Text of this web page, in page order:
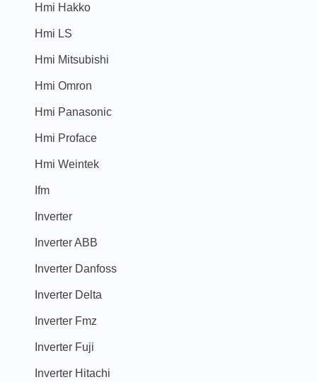
Hmi Hakko
Hmi LS
Hmi Mitsubishi
Hmi Omron
Hmi Panasonic
Hmi Proface
Hmi Weintek
Ifm
Inverter
Inverter ABB
Inverter Danfoss
Inverter Delta
Inverter Fmz
Inverter Fuji
Inverter Hitachi